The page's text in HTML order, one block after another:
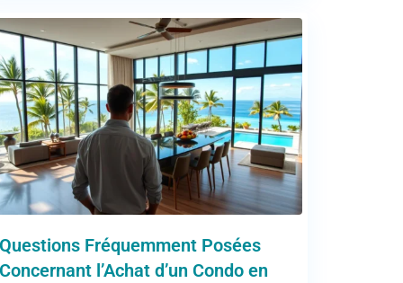
Questions Fréquemment Posées
Concernant l’Achat d’un Condo en